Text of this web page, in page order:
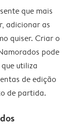
que mais
adicionar as
quiser. Criar o
pode
utiliza
de edição
de partida.